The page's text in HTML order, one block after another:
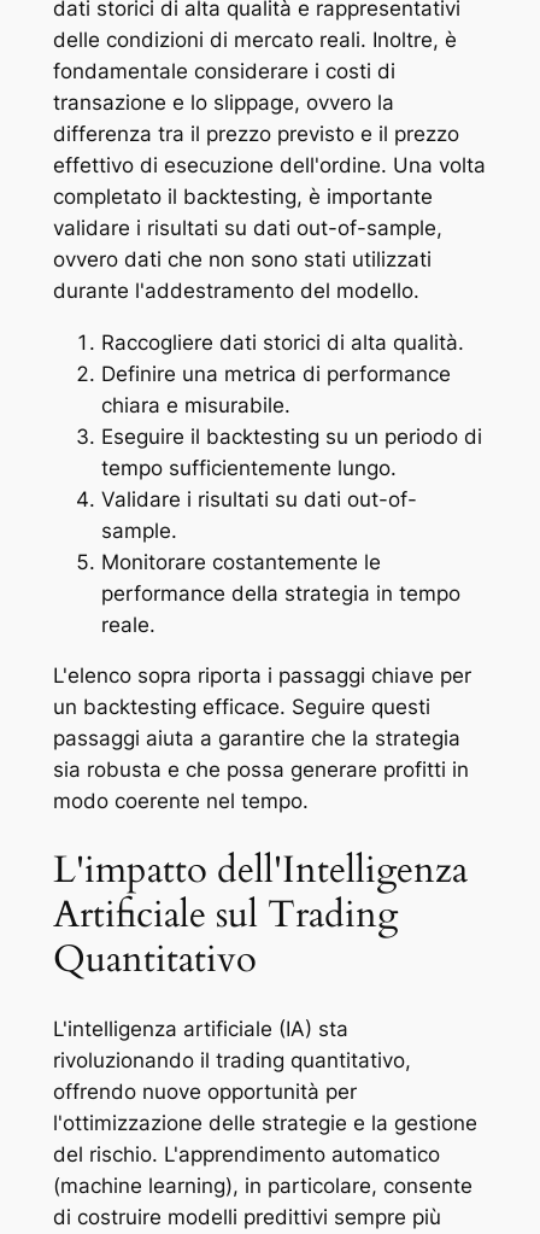
dati storici di alta qualità e rappresentativi
delle condizioni di mercato reali. Inoltre, è
fondamentale considerare i costi di
transazione e lo slippage, ovvero la
differenza tra il prezzo previsto e il prezzo
effettivo di esecuzione dell'ordine. Una volta
completato il backtesting, è importante
validare i risultati su dati out-of-sample,
ovvero dati che non sono stati utilizzati
durante l'addestramento del modello.
Raccogliere dati storici di alta qualità.
Definire una metrica di performance
chiara e misurabile.
Eseguire il backtesting su un periodo di
tempo sufficientemente lungo.
Validare i risultati su dati out-of-
sample.
Monitorare costantemente le
performance della strategia in tempo
reale.
L'elenco sopra riporta i passaggi chiave per
un backtesting efficace. Seguire questi
passaggi aiuta a garantire che la strategia
sia robusta e che possa generare profitti in
modo coerente nel tempo.
L'impatto dell'Intelligenza
Artificiale sul Trading
Quantitativo
L'intelligenza artificiale (IA) sta
rivoluzionando il trading quantitativo,
offrendo nuove opportunità per
l'ottimizzazione delle strategie e la gestione
del rischio. L'apprendimento automatico
(machine learning), in particolare, consente
di costruire modelli predittivi sempre più